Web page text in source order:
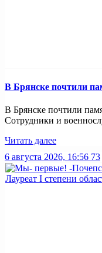
В Брянске почтили
В Брянске почтили
Сотрудники и
Читать далее
6 августа 2026, 16:56 73